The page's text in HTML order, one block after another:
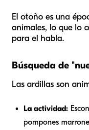
El otoño es una
animales, lo que lo
para el habla.
Búsqueda de
Las ardillas son
La actividad:
pompones